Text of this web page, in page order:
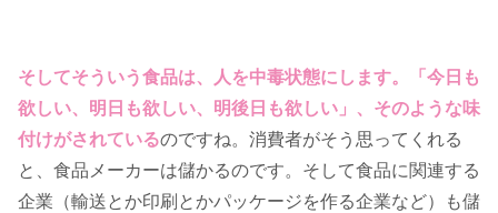
そしてそういう食品は、人を中毒状態にします。「今日も
欲しい、明日も欲しい、明後日も欲しい」、そのような味
付けがされているのですね。消費者がそう思ってくれる
と、食品メーカーは儲かるのです。そして食品に関連する
企業（輸送とか印刷とかパッケージを作る企業など）も儲